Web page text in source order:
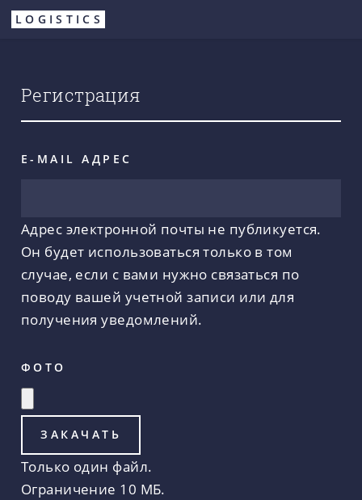
Перейти
LOGISTICS
Регистрация
E-MAIL АДРЕС
Адрес электронной почты не публикуется.
Он будет использоваться только в том
случае, если с вами нужно связаться по
поводу вашей учетной записи или для
получения уведомлений.
ФОТО
Только один файл.
Ограничение 10 МБ.